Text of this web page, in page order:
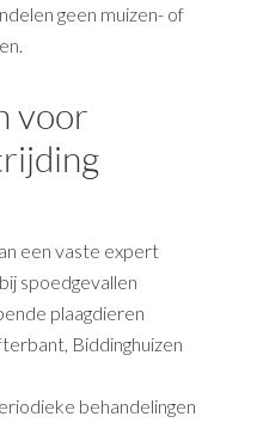
geen muizen- of
voor
een vaste expert
spoedgevallen
plaagdieren
Biddinghuizen
behandelingen